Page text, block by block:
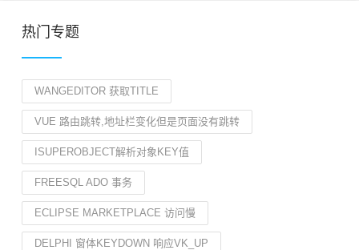
热门专题
WANGEDITOR 获取TITLE
VUE 路由跳转,地址栏变化但是页面没有跳转
ISUPEROBJECT解析对象KEY值
FREESQL ADO 事务
ECLIPSE MARKETPLACE 访问慢
DELPHI 窗体KEYDOWN 响应VK_UP